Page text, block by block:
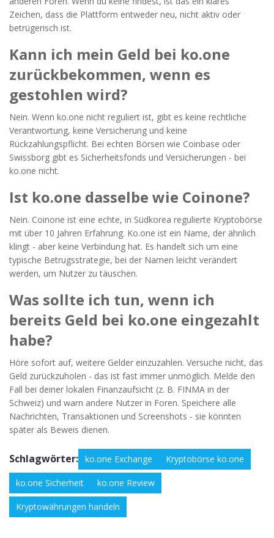
Zeichen, dass die Plattform entweder neu, nicht aktiv oder
betrügerisch ist.
Kann ich mein Geld bei ko.one
zurückbekommen, wenn es
gestohlen wird?
Nein. Wenn ko.one nicht reguliert ist, gibt es keine rechtliche
Verantwortung, keine Versicherung und keine
Rückzahlungspflicht. Bei echten Börsen wie Coinbase oder
Swissborg gibt es Sicherheitsfonds und Versicherungen - bei
ko.one nicht.
Ist ko.one dasselbe wie Coinone?
Nein. Coinone ist eine echte, in Südkorea regulierte Kryptobörse
mit über 10 Jahren Erfahrung. Ko.one ist ein Name, der ähnlich
klingt - aber keine Verbindung hat. Es handelt sich um eine
typische Betrugsstrategie, bei der Namen leicht verändert
werden, um Nutzer zu täuschen.
Was sollte ich tun, wenn ich
bereits Geld bei ko.one eingezahlt
habe?
Höre sofort auf, weitere Gelder einzuzahlen. Versuche nicht, das
Geld zurückzuholen - das ist fast immer unmöglich. Melde den
Fall bei deiner lokalen Finanzaufsicht (z. B. FINMA in der
Schweiz) und warn andere Nutzer in Foren. Speichere alle
Nachrichten, Transaktionen und Screenshots - sie könnten
später als Beweis dienen.
Schlagwörter: ko.one Exchange Kryptobörse ko.one
ko.one Sicherheit ko.one Review
Kryptowährungen handeln